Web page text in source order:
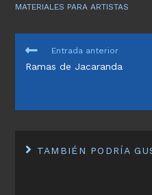
MATERIALES PARA ARTISTAS
LEER
ARTÍCULOS
Entrada anterior
Ramas de Jacaranda
TAMBIÉN PODRÍA